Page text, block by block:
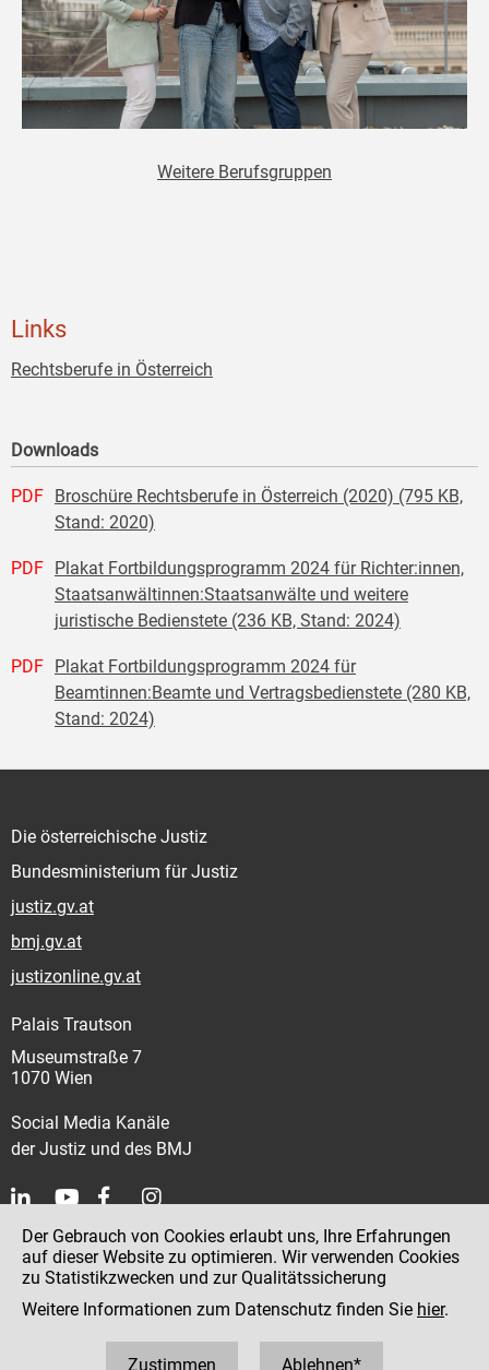
Weitere Berufsgruppen
Links
Rechtsberufe in Österreich
Downloads
PDF Broschüre Rechtsberufe in Österreich (2020) (795 KB,
Stand: 2020)
PDF Plakat Fortbildungsprogramm 2024 für Richter:innen,
Staatsanwältinnen:Staatsanwälte und weitere
juristische Bedienstete (236 KB, Stand: 2024)
PDF Plakat Fortbildungsprogramm 2024 für
Beamtinnen:Beamte und Vertragsbedienstete (280 KB,
Stand: 2024)
Die österreichische Justiz
Bundesministerium für Justiz
justiz.gv.at
bmj.gv.at
justizonline.gv.at
Palais Trautson
Museumstraße 7
1070 Wien
Social Media Kanäle
der Justiz und des BMJ
Kontakt
Impressum
Datenschutz
Der Gebrauch von Cookies erlaubt uns, Ihre Erfahrungen
auf dieser Website zu optimieren. Wir verwenden Cookies
zu Statistikzwecken und zur Qualitätssicherung
Weitere Informationen zum Datenschutz finden Sie hier.
Zustimmen Ablehnen*